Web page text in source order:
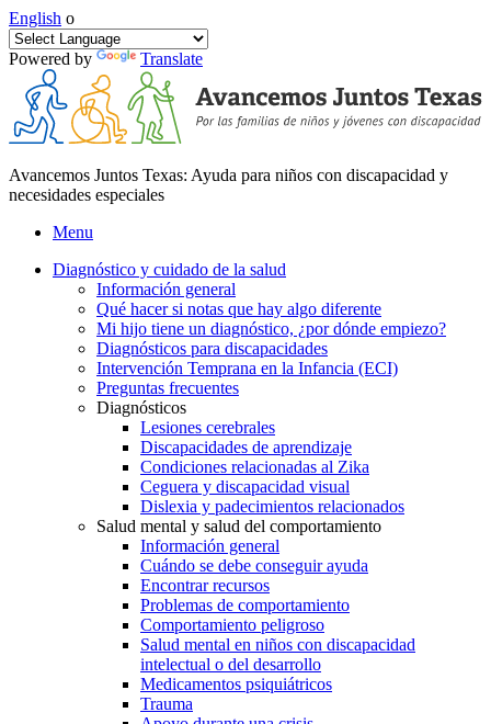
English o
Powered by Translate
Avancemos Juntos Texas: Ayuda para niños con discapacidad y
necesidades especiales
Menu
Diagnóstico y cuidado de la salud
Información general
Qué hacer si notas que hay algo diferente
Mi hijo tiene un diagnóstico, ¿por dónde empiezo?
Diagnósticos para discapacidades
Intervención Temprana en la Infancia (ECI)
Preguntas frecuentes
Diagnósticos
Lesiones cerebrales
Discapacidades de aprendizaje
Condiciones relacionadas al Zika
Ceguera y discapacidad visual
Dislexia y padecimientos relacionados
Salud mental y salud del comportamiento
Información general
Cuándo se debe conseguir ayuda
Encontrar recursos
Problemas de comportamiento
Comportamiento peligroso
Salud mental en niños con discapacidad
intelectual o del desarrollo
Medicamentos psiquiátricos
Trauma